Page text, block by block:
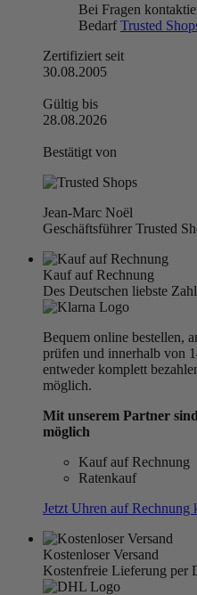
Bei Fragen
BedarfTrusted
Zertifiziert seit
30.08.2005
Gültig bis
28.08.2026
Bestätigt von
Jean-Marc Noël
Geschäftsführer Trusted
Kauf auf Rechnung
Des Deutschen liebste
Bequem online bestellen,
prüfen und innerhalb von
entweder komplett
möglich.
Mit unserem Partner
möglich
Kauf auf Rechnung
Ratenkauf
Jetzt Uhren auf Rechnung
Kostenloser Versand
Kostenfreie Lieferung per